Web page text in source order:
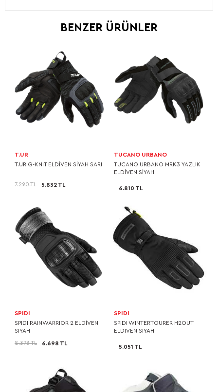
BENZER ÜRÜNLER
T.UR
T.UR G-KNIT ELDİVEN SİYAH SARI
7.290 TL 5.832 TL
TUCANO URBANO
TUCANO URBANO MRK3 YAZLIK
ELDİVEN SİYAH
6.810 TL
SPIDI
SPIDI RAINWARRIOR 2 ELDİVEN
SİYAH
8.373 TL 6.698 TL
SPIDI
SPIDI WINTERTOURER H2OUT
ELDİVEN SİYAH
5.051 TL